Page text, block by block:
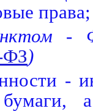
права;
-
ФЗ)
-